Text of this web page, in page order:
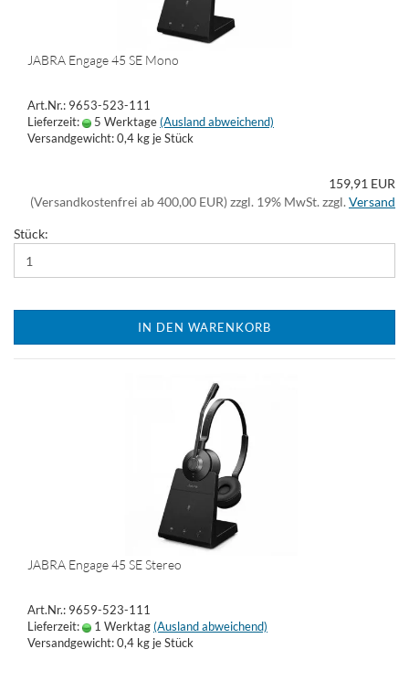
JABRA Engage 45 SE Mono
Art.Nr.: 9653-523-111
Lieferzeit:
5 Werktage(Ausland abweichend)
Versandgewicht:0,4 kg je Stück
159,91 EUR
(Versandkostenfrei ab 400,00 EUR) zzgl. 19% MwSt. zzgl. Versand
Stück:
IN DEN WARENKORB
JABRA Engage 45 SE Stereo
Art.Nr.: 9659-523-111
Lieferzeit:
1 Werktag(Ausland abweichend)
Versandgewicht:0,4 kg je Stück